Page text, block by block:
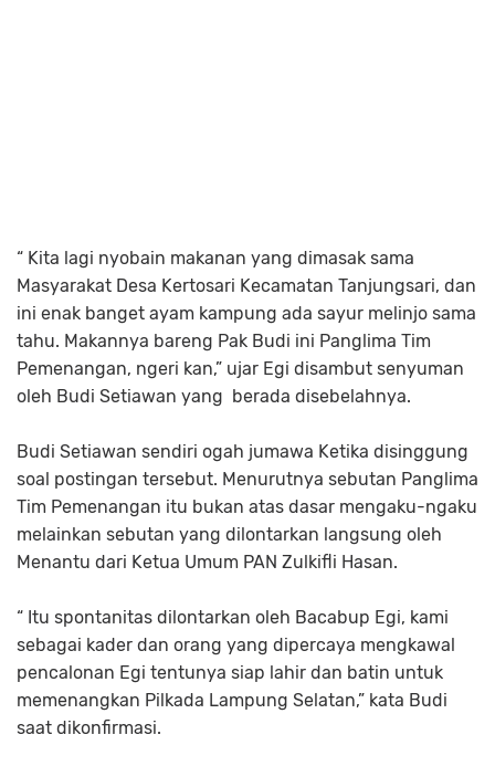
“ Kita lagi nyobain makanan yang dimasak sama
Masyarakat Desa Kertosari Kecamatan Tanjungsari, dan
ini enak banget ayam kampung ada sayur melinjo sama
tahu. Makannya bareng Pak Budi ini Panglima Tim
Pemenangan, ngeri kan,” ujar Egi disambut senyuman
oleh Budi Setiawan yang berada disebelahnya.
Budi Setiawan sendiri ogah jumawa Ketika disinggung
soal postingan tersebut. Menurutnya sebutan Panglima
Tim Pemenangan itu bukan atas dasar mengaku-ngaku
melainkan sebutan yang dilontarkan langsung oleh
Menantu dari Ketua Umum PAN Zulkifli Hasan.
“ Itu spontanitas dilontarkan oleh Bacabup Egi, kami
sebagai kader dan orang yang dipercaya mengkawal
pencalonan Egi tentunya siap lahir dan batin untuk
memenangkan Pilkada Lampung Selatan,” kata Budi
saat dikonfirmasi.